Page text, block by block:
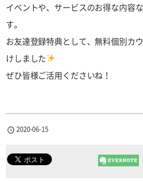
イベントや、サービスのお得な内容
す。
お友達登録特典として、無料個別カ
けしました
ぜひ皆様ご活用くださいね！
2020-06-15